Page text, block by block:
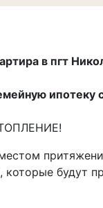
в пгт
ипотеку
которые будут